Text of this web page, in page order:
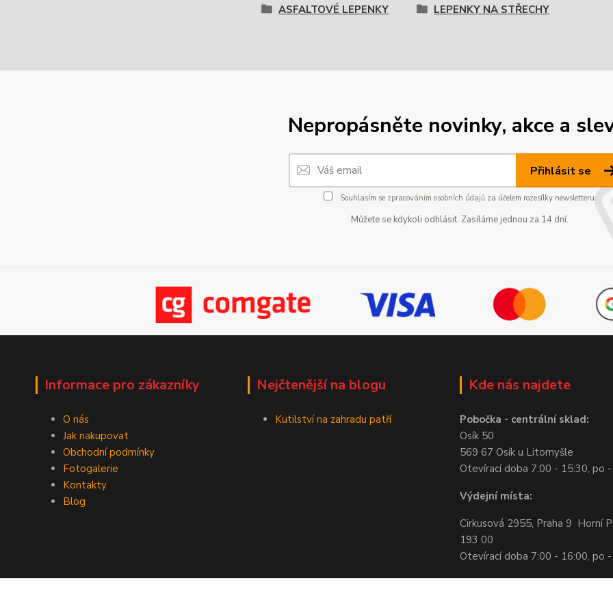
ASFALTOVÉ LEPENKY LEPENKY NA STŘECHY
Nepropásněte novinky, akce a
Přihlásit se
Souhlasím se zpracováním osobních údajůza účelem rozesílky newsletteru.
Můžete se kdykoli odhlásit. Zasíláme jednou za 14 dní.
Informace pro zákazníky
O nás
Jak nakupovat
Obchodní podmínky
Fotogalerie
Kontakty
Blog
Nejčtenější na blogu
Kutilství na zahradu patří
Kde nás najdete
Pobočka - centrální sklad:
Osík 50
569 67 Osík u Litomyšle
Otevírací doba 7:00 - 15:30, po
Výdejní místa:
Cirkusová 2955, Praha 9 Horní
193 00
Otevírací doba 7:00 - 16:00, po
Skladová 9, Plzeň 330 23